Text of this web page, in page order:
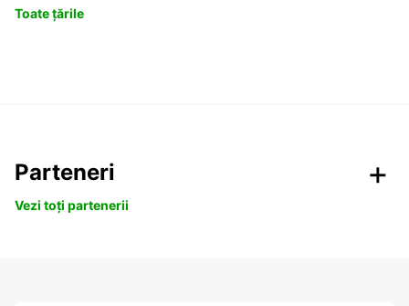
Toate țările
Parteneri
Vezi toți partenerii